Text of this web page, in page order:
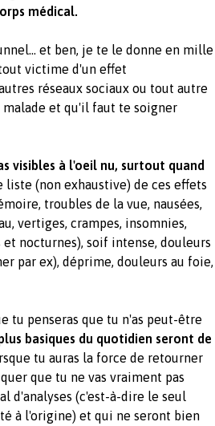
médical.
et ben, je te le donne en mille
victime d'un effet
réseaux sociaux ou tout autre
malade et qu'il faut te soigner
visibles à l'oeil nu, surtout quand
liste (non exhaustive) de ces effets
troubles de la vue, nausées,
vertiges, crampes, insomnies,
nocturnes), soif intense, douleurs
par ex), déprime, douleurs au foie,
tu penseras que tu n'as peut-être
basiques du quotidien seront de
tu auras la force de retourner
que tu ne vas vraiment pas
d'analyses (c'est-à-dire le seul
à l'origine) et qui ne seront bien